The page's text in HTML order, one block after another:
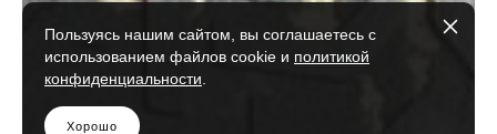
Пользуясь нашим сайтом, вы соглашаетесь с
использованием файлов cookie и политикой
конфиденциальности
Хорошо